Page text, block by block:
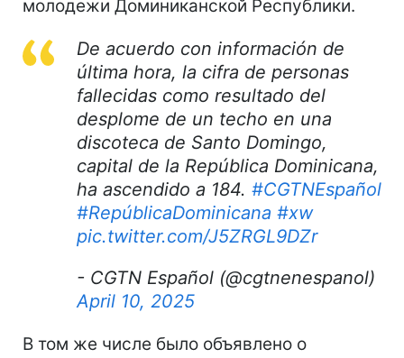
молодежи Доминиканской Республики.
De acuerdo con información de
última hora, la cifra de personas
fallecidas como resultado del
desplome de un techo en una
discoteca de Santo Domingo,
capital de la República Dominicana,
ha ascendido a 184. #CGTNEspañol
#RepúblicaDominicana #xw
pic.twitter.com/J5ZRGL9DZr
- CGTN Español (@cgtnenespanol)
April 10, 2025
В том же числе было объявлено о